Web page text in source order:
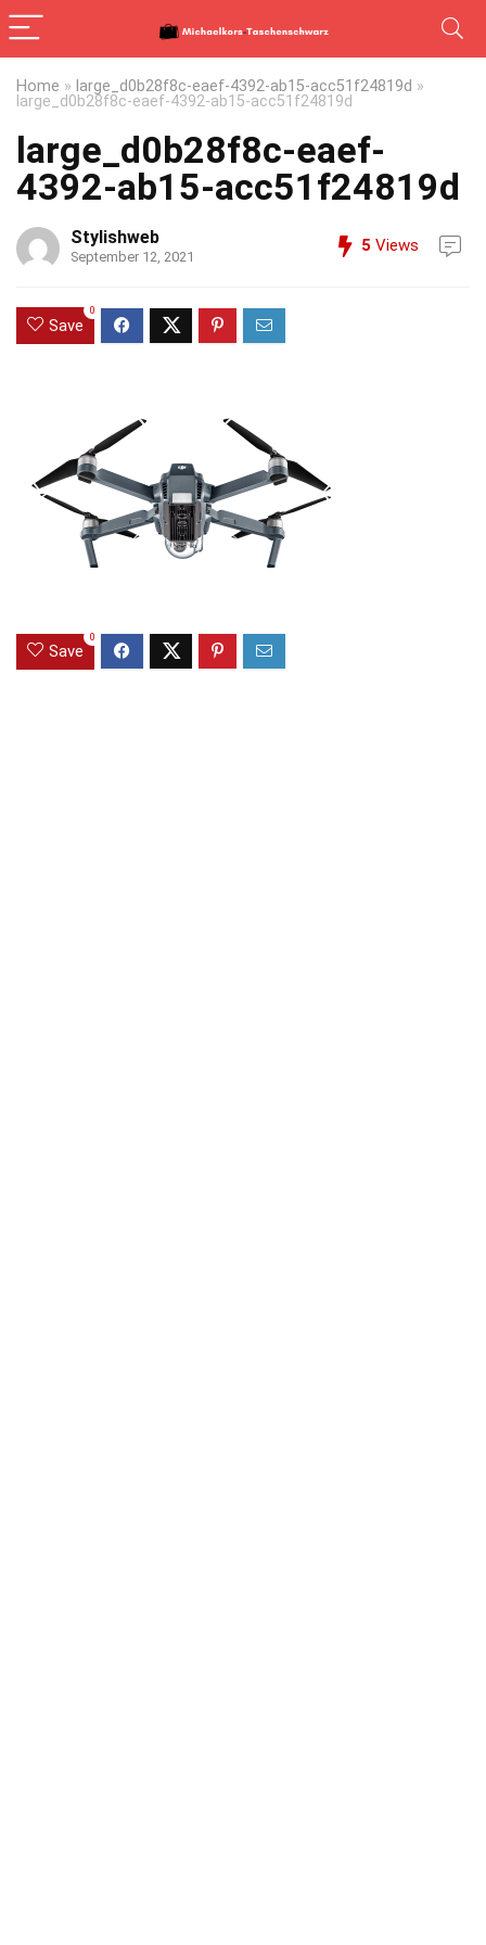
Home » large_d0b28f8c-eaef-4392-ab15-acc51f24819d »
large_d0b28f8c-eaef-4392-ab15-acc51f24819d
large_d0b28f8c-eaef-
4392-ab15-acc51f24819d
Stylishweb
September 12, 2021
5 Views
Save
0
Save
0